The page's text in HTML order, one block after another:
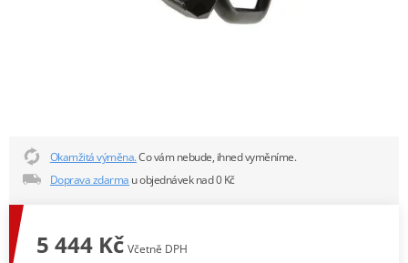
Okamžitá výměna.Co vám nebude, ihned vyměníme.
Doprava zdarma u objednávek nad 0 Kč
5 444 Kč Včetně DPH